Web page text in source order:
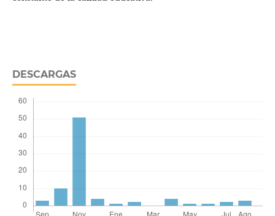
DESCARGAS